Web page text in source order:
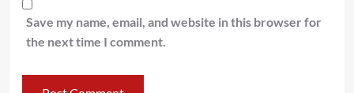
Save my name, email, and website in this browser for
the next time I comment.